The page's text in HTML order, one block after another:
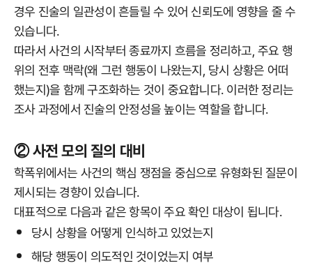
경우 진술의 일관성이 흔들릴 수 있어 신뢰도에 영향을 줄 수
있습니다.
따라서 사건의 시작부터 종료까지 흐름을 정리하고, 주요 행
위의 전후 맥락(왜 그런 행동이 나왔는지, 당시 상황은 어떠
했는지)을 함께 구조화하는 것이 중요합니다. 이러한 정리는
조사 과정에서 진술의 안정성을 높이는 역할을 합니다.
② 사전 모의 질의 대비
학폭위에서는 사건의 핵심 쟁점을 중심으로 유형화된 질문이
제시되는 경향이 있습니다.
대표적으로 다음과 같은 항목이 주요 확인 대상이 됩니다.
당시 상황을 어떻게 인식하고 있었는지
해당 행동이 의도적인 것이었는지 여부